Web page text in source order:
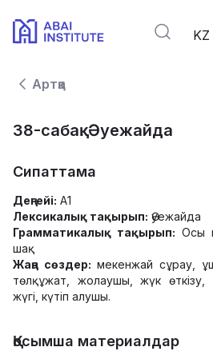
KZ
Артқа
38-сабақ. Әуежайда
Сипаттама
Деңгейі: А1
Лексикалық тақырып: Әуежайда
Грамматикалық тақырып: Осы
шақ
Жаңа сөздер: мекенжай сұрау,
төлқұжат, жолаушы, жүк
жүгі, күтіп алушы.
Қосымша материалдар